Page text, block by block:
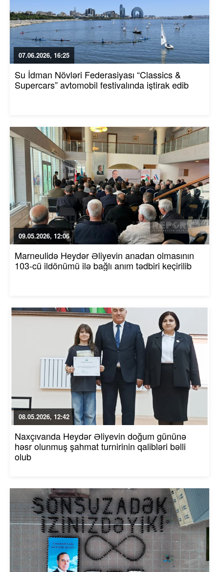
07.06.2026, 16:25
Su İdman Növləri Federasiyası “Classics &
Supercars” avtomobil festivalında iştirak edib
09.05.2026, 12:06
Marneulidə Heydər Əliyevin anadan olmasının
103-cü ildönümü ilə bağlı anım tədbiri keçirilib
08.05.2026, 12:42
Naxçıvanda Heydər Əliyevin doğum gününə
həsr olunmuş şahmat turnirinin qalibləri bəlli
olub